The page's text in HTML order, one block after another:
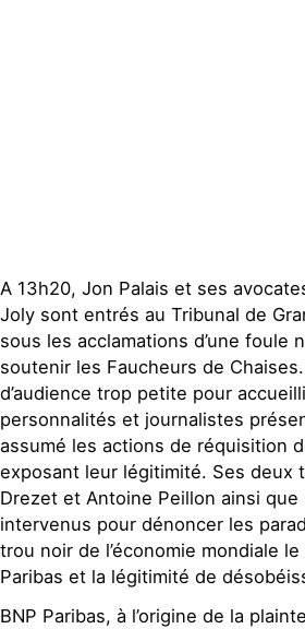
A 13h20, Jon Palais et ses
Joly sont entrés au Tribunal de
sous les acclamations d’une foule
soutenir les Faucheurs de
d’audience trop petite pour
personnalités et journalistes
assumé les actions de réquisition
exposant leur légitimité. Ses deux
Drezet et Antoine Peillon ainsi
intervenus pour dénoncer les
trou noir de l’économie mondiale
Paribas et la légitimité de
BNP Paribas, à l’origine de la